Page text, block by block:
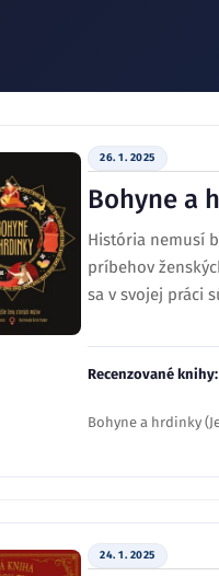
26. 1. 2025
Bohyne a
História nemusí
príbehov
sa v svojej práci
Recenzované knihy:
Bohyne a hrdinky
24. 1. 2025